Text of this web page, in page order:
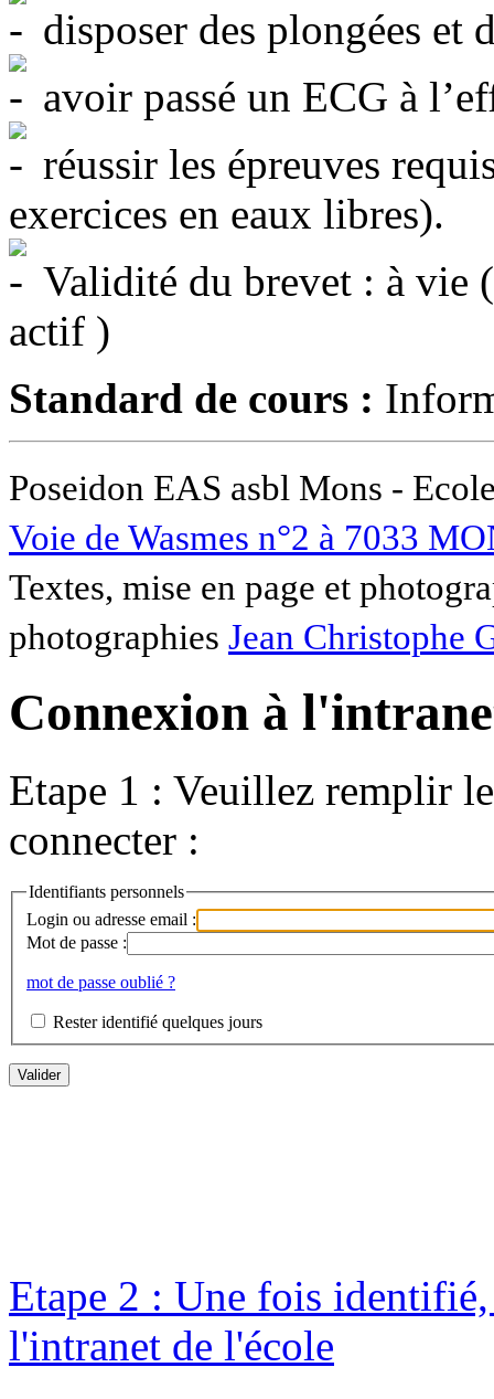
disposer des plongées et
avoir passé un ECG à
réussir les épreuves
exercices en eaux libres).
Validité du brevet : à vie
actif )
Standard de cours :
Poseidon EAS asbl Mons -
Voie de Wasmes n°2 à 7033
Textes, mise en page et
photographies Jean Christophe
Connexion à
Etape 1 : Veuillez remplir
connecter :
Identifiants personnels
Login ou adresse email :
Mot de passe :
mot de passe oublié ?
Rester identifié quelques jours
Etape 2 : Une fois
l'intranet de l'école